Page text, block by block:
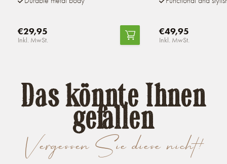
€29,95
Inkl. MwSt.
€49,95
Inkl. MwSt.
Vergessen Sie diese nicht!
Das könnte Ihnen
gefallen